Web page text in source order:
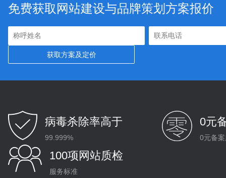
免费获取网站建设与品牌策划方案报价
病毒杀除率高于
99.999%
0元
0元备
100项网站质检
服务标准